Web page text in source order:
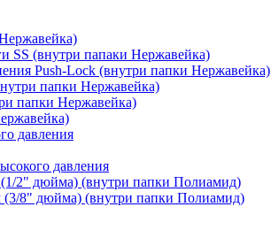
SS (внутри папаки Нержавейка)
Push-Lock (внутри папки Нержавейка)
папки Нержавейка)
папки Нержавейка)
давления
давления
2" дюйма) (внутри папки Полиамид)
(3/8" дюйма) (внутри папки Полиамид)